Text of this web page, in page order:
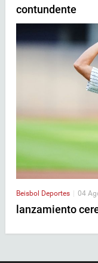
contundente
Beisbol Deportes | 04
lanzamiento